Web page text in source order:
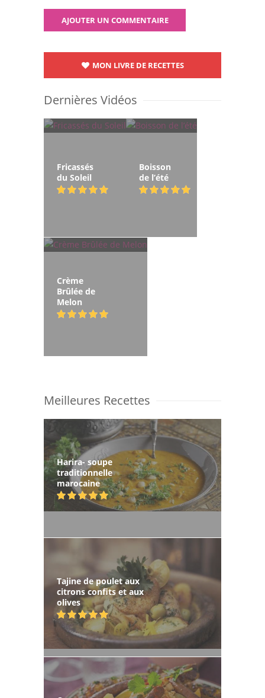
MON LIVRE DE RECETTES
Dernières Vidéos
Fricassés
du Soleil
Boisson
de l’été
Crème
Brûlée de
Melon
Meilleures Recettes
Harira- soupe
traditionnelle
marocaine
Tajine de poulet aux
citrons confits et aux
olives